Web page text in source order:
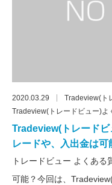
2020.03.29
Tradeview(ト
Tradeview(トレードビュー)よ
Tradeview(トレードビ
レードや、入出金は可
トレードビュー よくあ
可能？今回は、